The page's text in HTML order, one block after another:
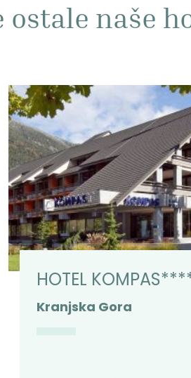
ostale naše
HOTEL
Kranjska Gora